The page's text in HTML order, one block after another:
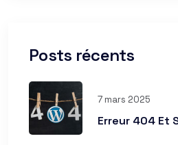
Posts récents
7 mars 2025
Erreur 404 Et